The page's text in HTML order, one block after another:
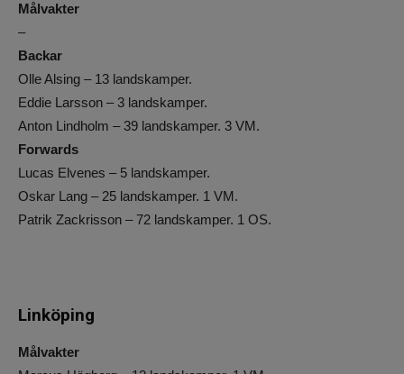
Målvakter
–
Backar
Olle Alsing – 13 landskamper.
Eddie Larsson – 3 landskamper.
Anton Lindholm – 39 landskamper. 3 VM.
Forwards
Lucas Elvenes – 5 landskamper.
Oskar Lang – 25 landskamper. 1 VM.
Patrik Zackrisson – 72 landskamper. 1 OS.
Linköping
Målvakter